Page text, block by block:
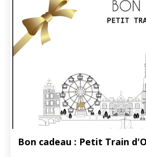
Bon cadeau : Petit Train